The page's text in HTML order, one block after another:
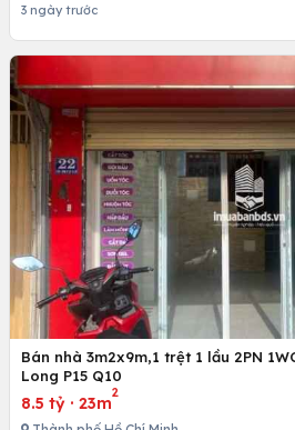
3 ngày trước
Bán nhà 3m2x9m,1 trệt 1 lầu 2PN
Long P15 Q10
8.5 tỷ · 23m
2